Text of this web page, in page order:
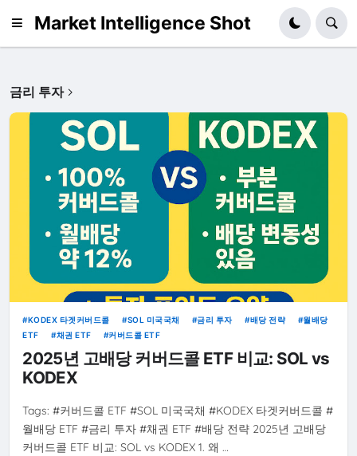
Market Intelligence Shot
금리 투자
KODEX 타겟커버드콜 SOL 미국국채 금리 투자 배당 전략
월배당
ETF
채권 ETF 커버드콜 ETF
2025년 고배당 커버드콜 ETF 비교: SOL vs
KODEX
Tags: #커버드콜 ETF #SOL 미국국채 #KODEX 타겟커버드콜 #
월배당 ETF #금리 투자 #채권 ETF #배당 전략 2025년 고배당
커버드콜 ETF 비교: SOL vs KODEX 1. 왜 …